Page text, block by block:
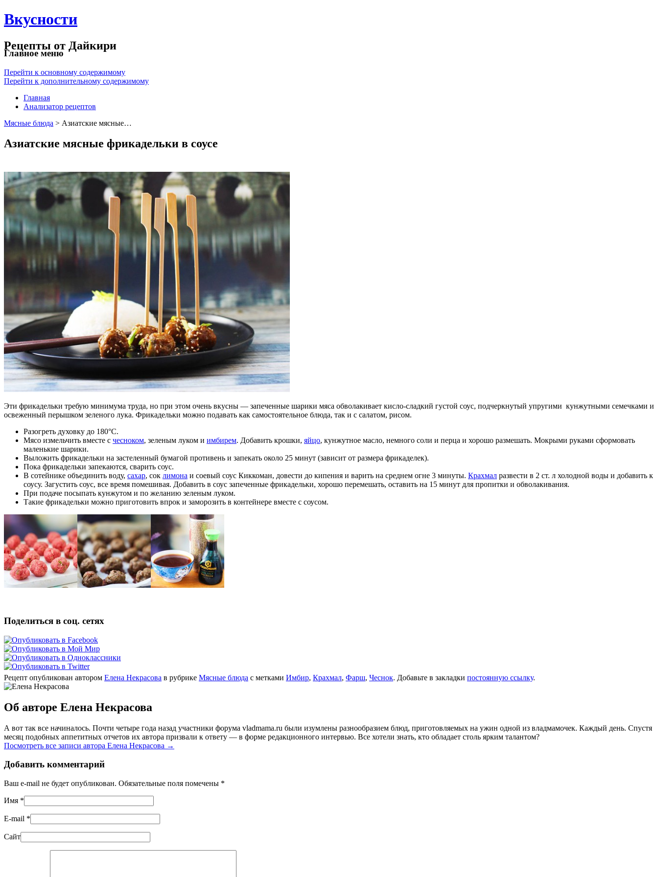
Вкусности
Рецепты от Дайкири
Главное меню
Перейти к основному содержимому
Перейти к дополнительному содержимому
Главная
Анализатор рецептов
Мясные блюда > Азиатские мясные…
Азиатские мясные фрикадельки в соусе
Эти фрикадельки требую минимума труда, но при этом очень вкусны — запеченные шарики мяса обволакивает кисло-сладкий густой соус, подчеркнутый упругими кунжутными семечками и
освеженный перышком зеленого лука. Фрикадельки можно подавать как самостоятельное блюда, так и с салатом, рисом.
Разогреть духовку до 180°C.
Мясо измельчить вместе с чесноком, зеленым луком и имбирем. Добавить крошки, яйцо, кунжутное масло, немного соли и перца и хорошо размешать. Мокрыми руками сформовать
маленькие шарики.
Выложить фрикадельки на застеленный бумагой противень и запекать около 25 минут (зависит от размера фрикаделек).
Пока фрикадельки запекаются, сварить соус.
В сотейнике объединить воду, сахар, сок лимона и соевый соус Киккоман, довести до кипения и варить на среднем огне 3 минуты. Крахмал развести в 2 ст. л холодной воды и добавить к
соусу. Загустить соус, все время помешивая. Добавить в соус запеченные фрикадельки, хорошо перемешать, оставить на 15 минут для пропитки и обволакивания.
При подаче посыпать кунжутом и по желанию зеленым луком.
Такие фрикадельки можно приготовить впрок и заморозить в контейнере вместе с соусом.
Поделиться в соц. сетях
Рецепт опубликован автором Елена Некрасова в рубрике Мясные блюда с метками Имбир, Крахмал, Фарш, Чеснок. Добавьте в закладки постоянную ссылку.
Об авторе Елена Некрасова
А вот так все начиналось. Почти четыре года назад участники форума vladmama.ru были изумлены разнообразием блюд, приготовляемых на ужин одной из владмамочек. Каждый день. Спустя
месяц подобных аппетитных отчетов их автора призвали к ответу — в форме редакционного интервью. Все хотели знать, кто обладает столь ярким талантом?
Посмотреть все записи автора Елена Некрасова →
Добавить комментарий
Ваш e-mail не будет опубликован. Обязательные поля помечены *
Имя *
E-mail *
Сайт